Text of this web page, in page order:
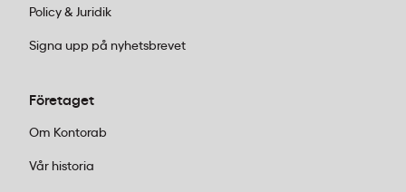
användning.
Policy & Juridik
Signa upp på nyhetsbrevet
Företaget
Om Kontorab
Vår historia